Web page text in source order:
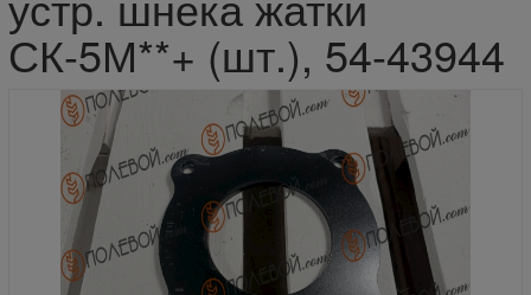
СК-5М**+ (шт.), 54-43944